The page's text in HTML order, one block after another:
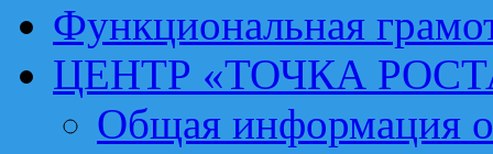
Функциональная
ЦЕНТР «ТОЧКА
Общая информация